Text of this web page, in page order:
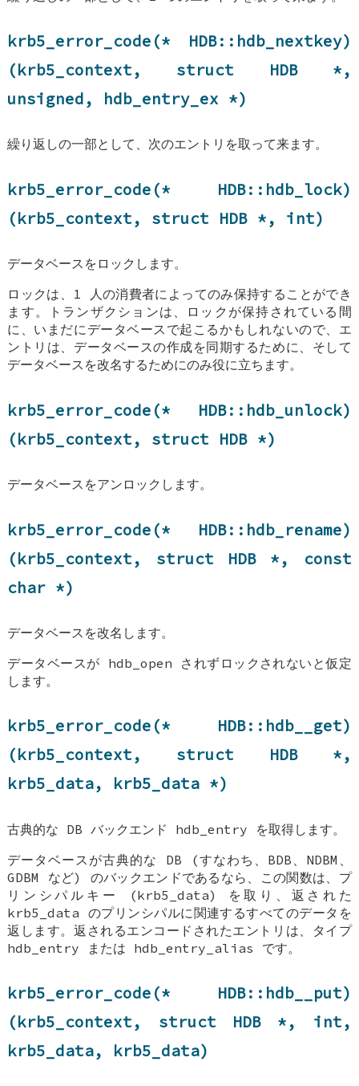
krb5_error_code(* HDB::hdb_nextkey)
(krb5_context, struct
HDB*,
unsigned, hdb_entry_ex *)
繰り返しの一部として、次のエントリを取って来ます。
krb5_error_code(* HDB::hdb_lock)
(krb5_context, struct HDB *, int)
データベースをロックします。
ロックは、1 人の消費者によってのみ保持することができ
ます。トランザクションは、ロックが保持されている間
に、いまだにデータベースで起こるかもしれないので、エ
ントリは、データベースの作成を同期するために、そして
データベースを改名するためにのみ役に立ちます。
krb5_error_code(* HDB::hdb_unlock)
(krb5_context, struct HDB *)
データベースをアンロックします。
krb5_error_code(* HDB::hdb_rename)
(krb5_context, struct HDB *, const
char *)
データベースを改名します。
データベースが hdb_open されずロックされないと仮定
します。
krb5_error_code(* HDB::hdb__get)
(krb5_context, struct
HDB*,
krb5_data, krb5_data *)
古典的な DB バックエンド hdb_entry を取得します。
データベースが古典的な DB (すなわち、BDB、NDBM、
GDBM など) のバックエンドであるなら、この関数は、プ
リンシパルキー (krb5_data) を取り、返された
krb5_data のプリンシパルに関連するすべてのデータを
返します。返されるエンコードされたエントリは、タイプ
hdb_entry または hdb_entry_alias です。
krb5_error_code(* HDB::hdb__put)
(krb5_context, struct HDB *, int,
krb5_data, krb5_data)